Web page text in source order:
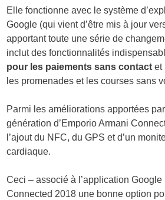
Elle fonctionne avec le système
Google (qui vient d’être mis à jour
apportant toute une série de
inclut des fonctionnalités
pour les paiements sans contact et
les promenades et les courses sans
Parmi les améliorations apportées
génération d’Emporio Armani
l’ajout du NFC, du GPS et d’un
cardiaque.
Ceci – associé à l’application
Connected 2018 une bonne option